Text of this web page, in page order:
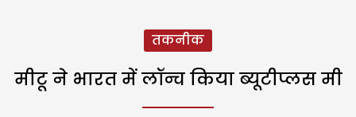
तकनीक
मीटू ने भारत में लॉन्च किया ब्यूटीप्लस मी